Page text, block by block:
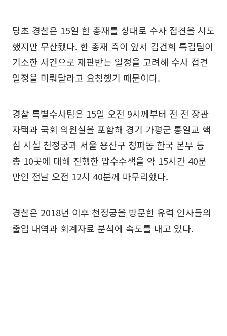
당초 경찰은 15일 한 총재를 상대로 수사 접견을 시도
했지만 무산됐다. 한 총재 측이 앞서 김건희 특검팀이
기소한 사건으로 재판받는 일정을 고려해 수사 접견
일정을 미뤄달라고 요청했기 때문이다.
경찰 특별수사팀은 15일 오전 9시께부터 전 전 장관
자택과 국회 의원실을 포함해 경기 가평군 통일교 핵
심 시설 천정궁과 서울 용산구 청파동 한국 본부 등
총 10곳에 대해 진행한 압수수색을 약 15시간 40분
만인 전날 오전 12시 40분께 마무리했다.
경찰은 2018년 이후 천정궁을 방문한 유력 인사들의
출입 내역과 회계자료 분석에 속도를 내고 있다.